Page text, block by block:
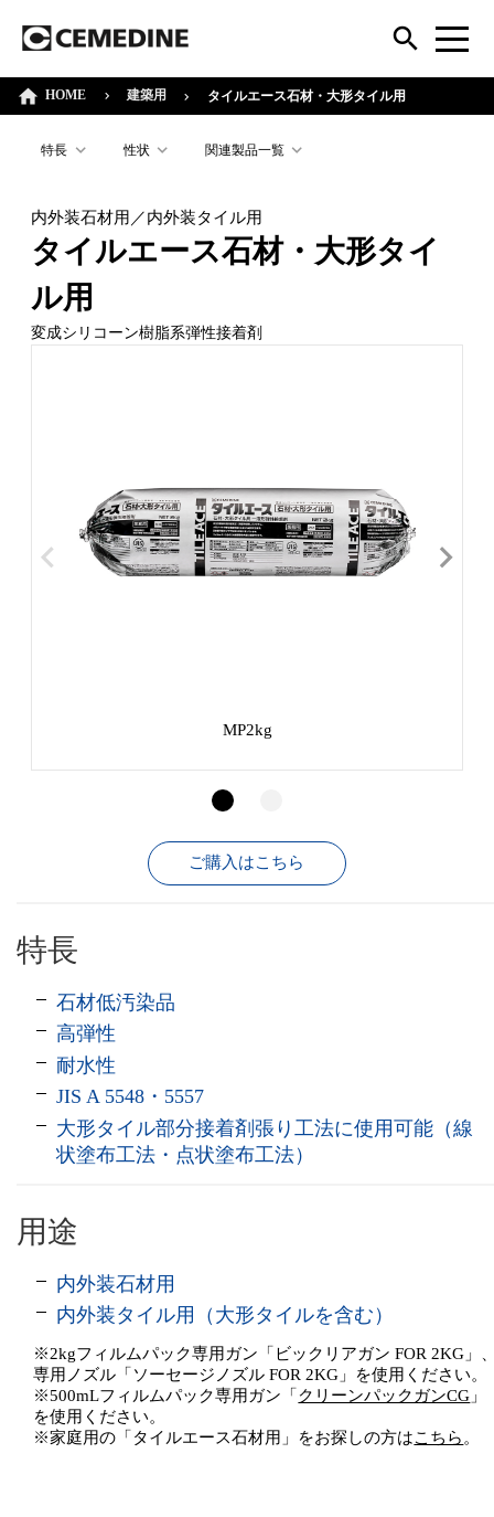
HOME 建築用 タイルエース石材・大形タイル用
特長 性状 関連製品一覧
内外装石材用／内外装タイル用
タイルエース石材・大形タイ
ル用
変成シリコーン樹脂系弾性接着剤
MP2kg
ご購入はこちら
特長
石材低汚染品
高弾性
耐水性
JIS A 5548・5557
大形タイル部分接着剤張り工法に使用可能（線
状塗布工法・点状塗布工法）
用途
内外装石材用
内外装タイル用（大形タイルを含む）
※2kgフィルムパック専用ガン「ビックリアガン FOR 2KG」
専用ノズル「ソーセージノズル FOR 2KG」を使用ください。
※500mLフィルムパック専用ガン「 クリーンパックガンCG 」
を使用ください。
※家庭用の「タイルエース石材用」をお探しの方はこちら。